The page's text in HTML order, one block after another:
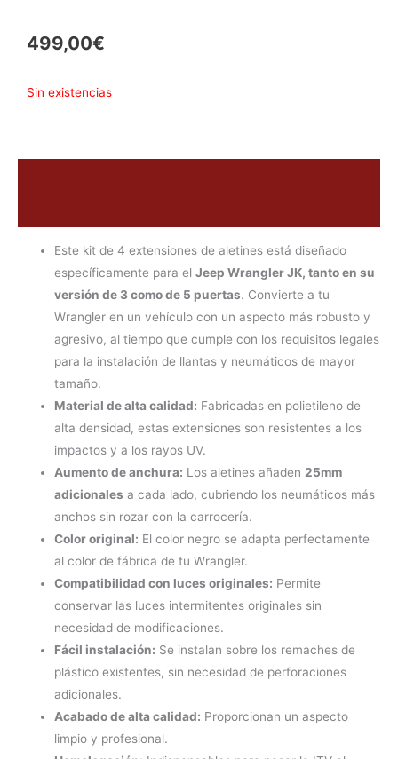
499,00€
Sin existencias
Este kit de 4 extensiones de aletines está diseñado
específicamente para elJeep Wrangler JK, tanto en su
versión de 3 como de 5 puertas. Convierte a tu
Wrangler en un vehículo con un aspecto más robusto y
agresivo, al tiempo que cumple con los requisitos legales
para la instalación de llantas y neumáticos de mayor
tamaño.
Material de alta calidad: Fabricadas en polietileno de
alta densidad, estas extensiones son resistentes a los
impactos y a los rayos UV.
Aumento de anchura: Los aletines añaden 25mm
adicionales a cada lado, cubriendo los neumáticos más
anchos sin rozar con la carrocería.
Color original: El color negro se adapta perfectamente
al color de fábrica de tu Wrangler.
Compatibilidad con luces originales: Permite
conservar las luces intermitentes originales sin
necesidad de modificaciones.
Fácil instalación: Se instalan sobre los remaches de
plástico existentes, sin necesidad de perforaciones
adicionales.
Acabado de alta calidad: Proporcionan un aspecto
limpio y profesional.